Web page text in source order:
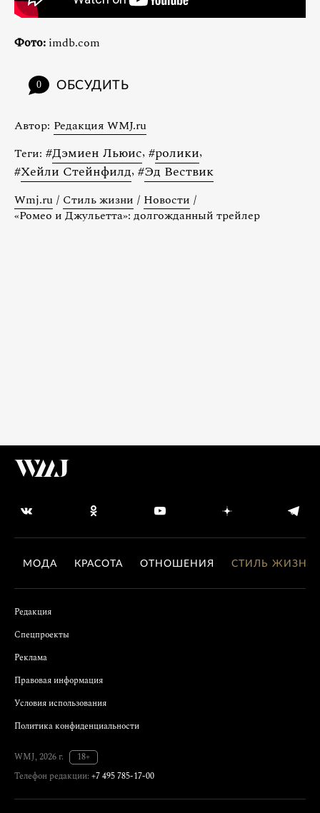
Фото: imdb.com
0 ОБСУДИТЬ
Автор: Редакция WMJ.ru
Теги: #Дэмиен Льюис, #ролики,
#Хейли Стейнфилд, #Эд Вествик
Wmj.ru / Стиль жизни / Новости /
«Ромео и Джульетта»: долгожданный трейлер
МОДА КРАСОТА ОТНОШЕНИЯ СТИЛЬ ЖИЗНИ
Редакция
Спецпроекты
Реклама
Правовая информация
Условия использования
Политика конфиденциальности
WMJ, 2026 г.
18+
Телефон редакции: +7 495 785-17-00